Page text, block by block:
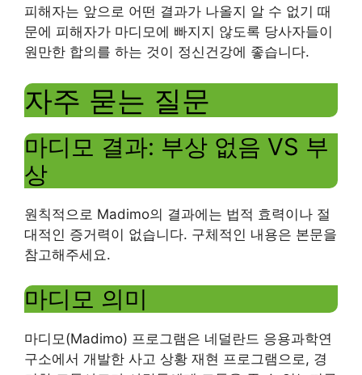
피해자는 앞으로 어떤 결과가 나올지 알 수 없기 때
문에 피해자가 마디모에 빠지지 않도록 당사자들이
원만한 합의를 하는 것이 정신건강에 좋습니다.
자주 묻는 질문
마디모 결과: 부상 없음 VS 부
상
원칙적으로 Madimo의 결과에는 법적 효력이나 절
대적인 증거력이 없습니다. 구체적인 내용은 본문을
참고해주세요.
마디모 의미
마디모(Madimo) 프로그램은 네덜란드 응용과학연
구소에서 개발한 사고 상황 재현 프로그램으로, 경